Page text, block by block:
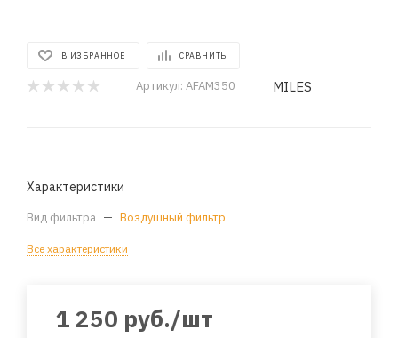
В ИЗБРАННОЕ СРАВНИТЬ
Артикул: AFAM350 MILES
Характеристики
Вид фильтра — Воздушный фильтр
Все характеристики
1 250 руб./шт